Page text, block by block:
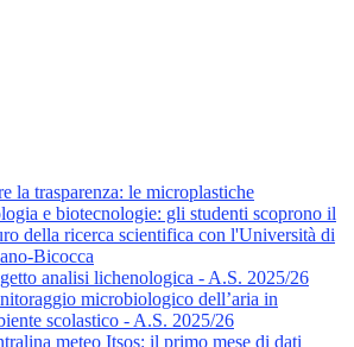
la trasparenza: le microplastiche
e biotecnologie: gli studenti scoprono il
della ricerca scientifica con l'Università di
Bicocca
analisi lichenologica - A.S. 2025/26
microbiologico dell’aria in
scolastico - A.S. 2025/26
meteo Itsos: il primo mese di dati